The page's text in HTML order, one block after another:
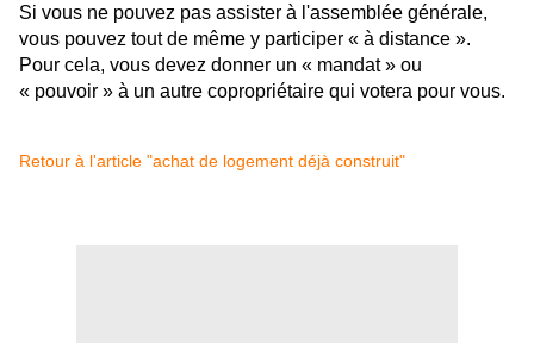
Si vous ne pouvez pas assister à l'assemblée générale,
vous pouvez tout de même y participer « à distance ».
Pour cela, vous devez donner un « mandat » ou
« pouvoir » à un autre copropriétaire qui votera pour vous.
Retour à l'article "achat de logement déjà construit"